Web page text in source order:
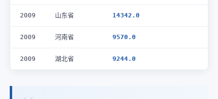
2009 山东省 14342.0
2009 河南省 9570.0
2009 湖北省 9244.0